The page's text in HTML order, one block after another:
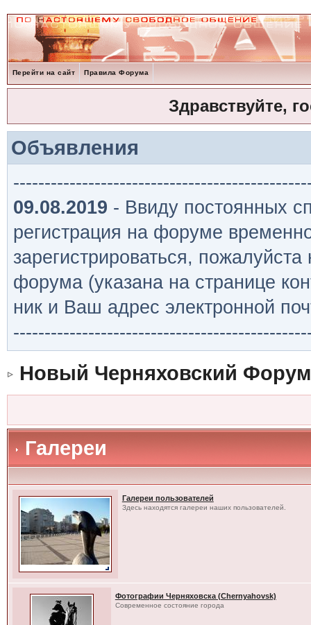
Перейти на сайт Правила Форума
Здравствуйте,
Объявления
09.08.2019 - Ввиду постоянных
регистрация на форуме
зарегистрироваться,
форума (указана на странице
ник и Ваш адрес электронной
Новый Черняховский Форум
Галереи
Галереи пользователей
Здесь находятся галереи наших пользователей.
Фотографии Черняховска (Chernyahovsk)
Современное состояние города